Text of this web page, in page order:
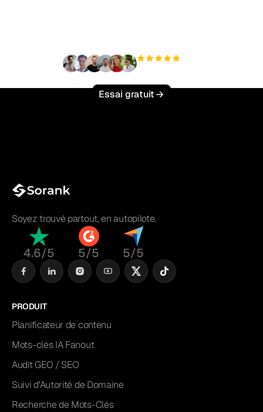
Essai gratuit
Soyez trouvé partout, en autopilote.
4.6/5 5/5 5/5
PRODUIT
Planificateur de contenu
Mots-clés IA Fanout
Audit GEO / SEO
Suivi d'Autorité de Domaine
Recherche de Mots-Clés